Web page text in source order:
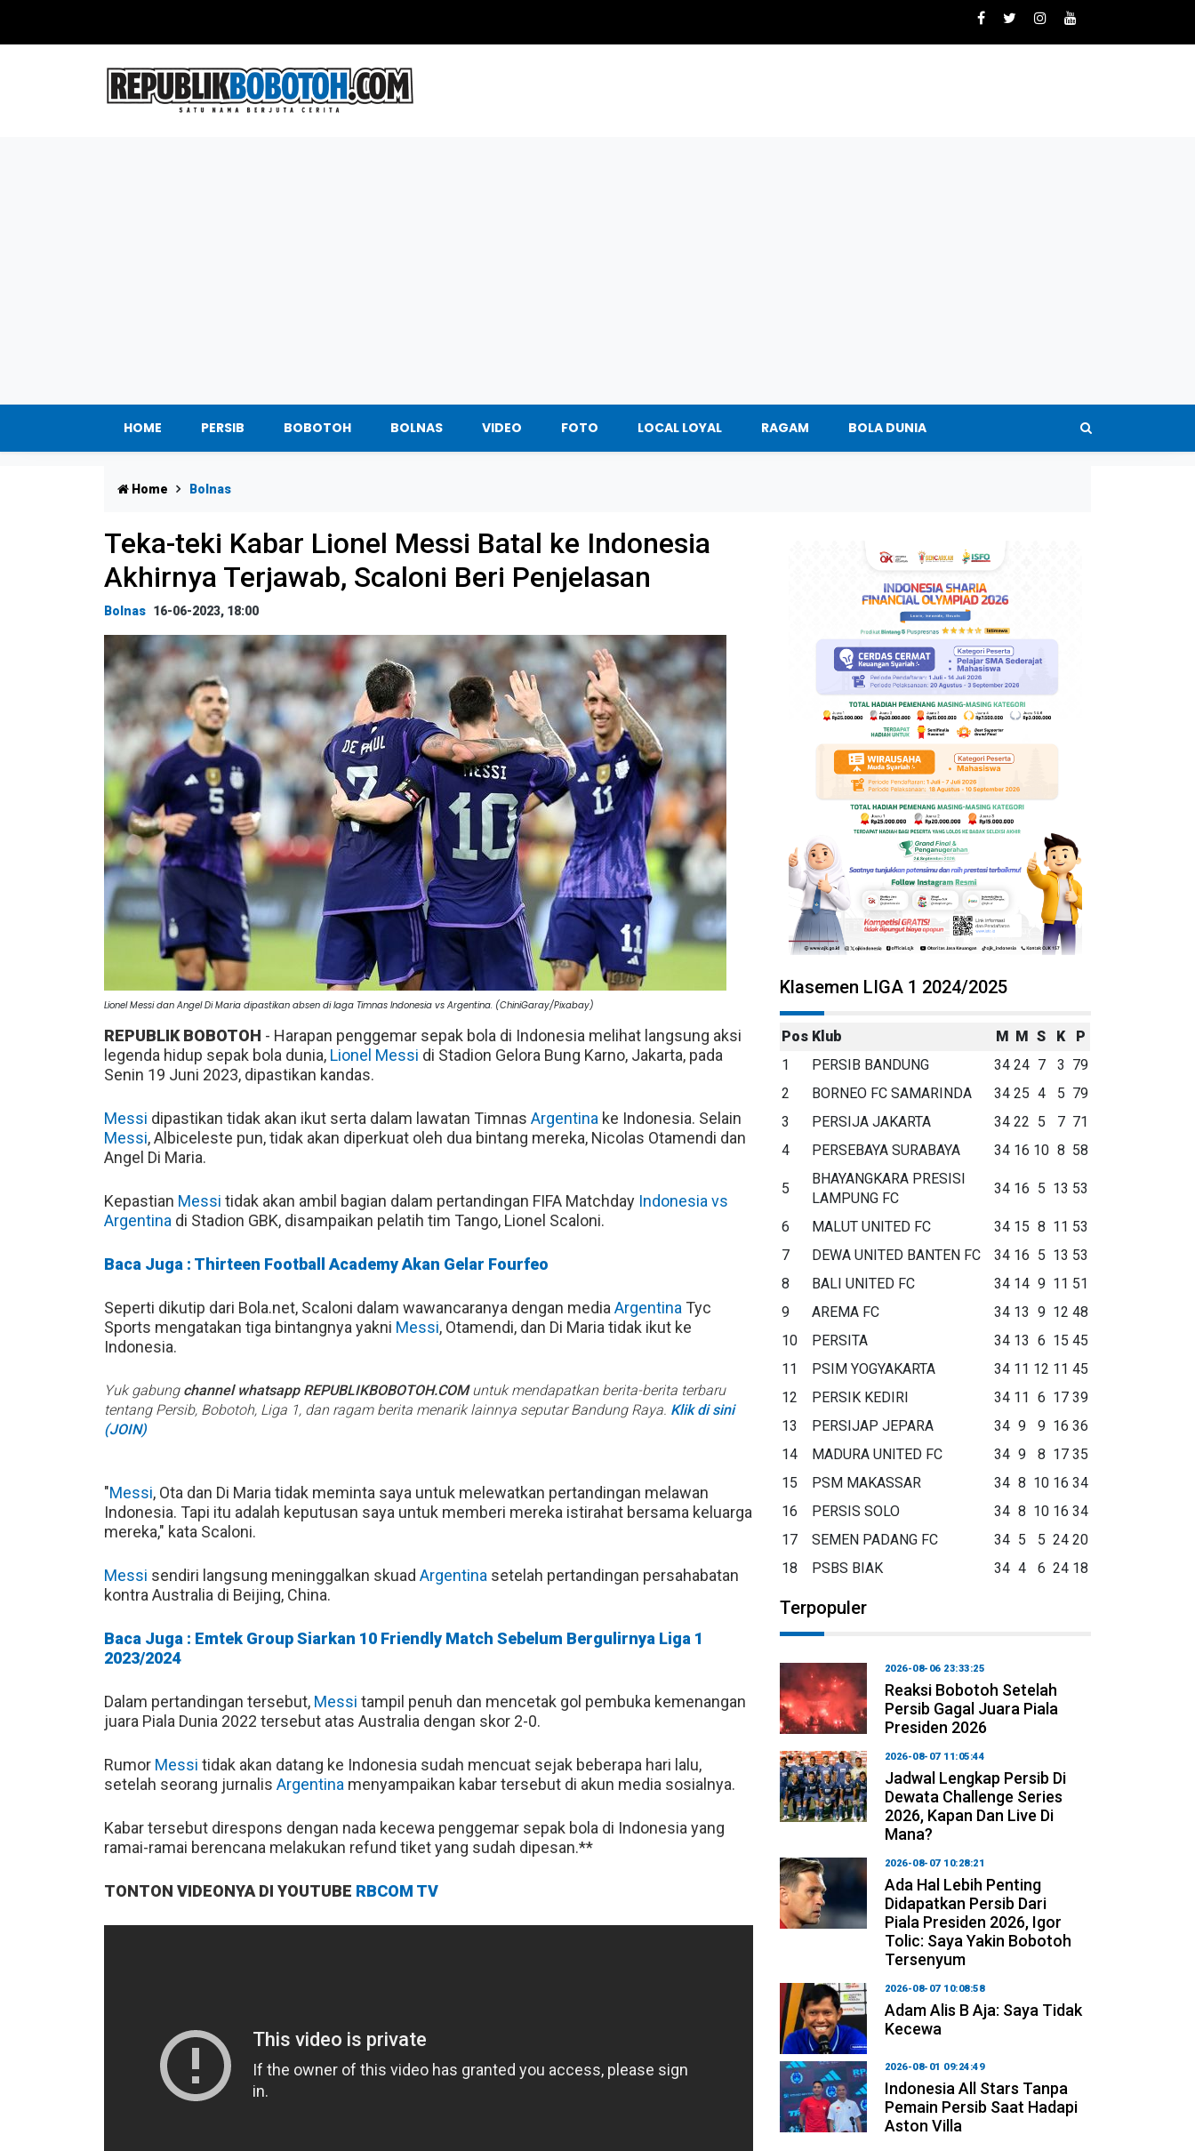
HOME PERSIB BOBOTOH BOLNAS VIDEO FOTO LOCAL LOYAL RAGAM BOLA DUNIA
Home Bolnas
Teka-teki Kabar Lionel Messi Batal ke Indonesia
Akhirnya Terjawab, Scaloni Beri Penjelasan
Bolnas 16-06-2023, 18:00
Lionel Messi dan Angel Di Maria dipastikan absen di laga Timnas Indonesia vs Argentina. (ChiniGaray/Pixabay)
REPUBLIK BOBOTOH - Harapan penggemar sepak bola di Indonesia melihat langsung aksi
legenda hidup sepak bola dunia, Lionel Messi di Stadion Gelora Bung Karno, Jakarta, pada
Senin 19 Juni 2023, dipastikan kandas.
Messi dipastikan tidak akan ikut serta dalam lawatan Timnas Argentina ke Indonesia. Selain
Messi, Albiceleste pun, tidak akan diperkuat oleh dua bintang mereka, Nicolas Otamendi dan
Angel Di Maria.
Kepastian Messi tidak akan ambil bagian dalam pertandingan FIFA Matchday Indonesia vs
Argentina di Stadion GBK, disampaikan pelatih tim Tango, Lionel Scaloni.
Baca Juga : Thirteen Football Academy Akan Gelar Fourfeo
Seperti dikutip dari Bola.net, Scaloni dalam wawancaranya dengan media Argentina Tyc
Sports mengatakan tiga bintangnya yakni Messi, Otamendi, dan Di Maria tidak ikut ke
Indonesia.
Yuk gabung channel whatsapp REPUBLIKBOBOTOH.COMuntuk mendapatkan berita-berita terbaru
tentang Persib, Bobotoh, Liga 1, dan ragam berita menarik lainnya seputar Bandung Raya. Klik di sini
(JOIN)
"Messi, Ota dan Di Maria tidak meminta saya untuk melewatkan pertandingan melawan
Indonesia. Tapi itu adalah keputusan saya untuk memberi mereka istirahat bersama keluarga
mereka," kata Scaloni.
Messi sendiri langsung meninggalkan skuad Argentina setelah pertandingan persahabatan
kontra Australia di Beijing, China.
Baca Juga : Emtek Group Siarkan 10 Friendly Match Sebelum Bergulirnya Liga 1
2023/2024
Dalam pertandingan tersebut, Messi tampil penuh dan mencetak gol pembuka kemenangan
juara Piala Dunia 2022 tersebut atas Australia dengan skor 2-0.
Rumor Messi tidak akan datang ke Indonesia sudah mencuat sejak beberapa hari lalu,
setelah seorang jurnalis Argentina menyampaikan kabar tersebut di akun media sosialnya.
Kabar tersebut direspons dengan nada kecewa penggemar sepak bola di Indonesia yang
ramai-ramai berencana melakukan refund tiket yang sudah dipesan.**
TONTON VIDEONYA DI YOUTUBE RBCOM TV
Klasemen LIGA 1 2024/2025
Pos Klub M M S K
P
1
PERSIB BANDUNG 34 24 7 3 79
2
BORNEO FC SAMARINDA 34 25 4 5 79
3
PERSIJA JAKARTA 34 22 5 7 71
4
PERSEBAYA SURABAYA 34 16 10 8 58
5
BHAYANGKARA PRESISI
LAMPUNG FC
34 16 5 13 53
6 MALUT UNITED FC 34 15 8 11 53
7
DEWA UNITED BANTEN FC 34 16 5 13 53
8
BALI UNITED FC 34 14 9 11 51
9
AREMA FC 34 13 9 12 48
10
PERSITA 34 13 6 15 45
11
PSIM YOGYAKARTA 34 11 12 11 45
12
PERSIK KEDIRI 34 11 6 17 39
13
PERSIJAP JEPARA 34 9 9 16 36
14
MADURA UNITED FC 34 9 8 17 35
15
PSM MAKASSAR 34 8 10 16 34
16
PERSIS SOLO 34 8 10 16 34
17
SEMEN PADANG FC 34 5 5 24 20
18
PSBS BIAK 34 4 6 24 18
Terpopuler
2026-08-06 23:33:25
Reaksi Bobotoh Setelah
Persib Gagal Juara Piala
Presiden 2026
2026-08-07 11:05:44
Jadwal Lengkap Persib Di
Dewata Challenge Series
2026, Kapan Dan Live Di
Mana?
2026-08-07 10:28:21
Ada Hal Lebih Penting
Didapatkan Persib Dari
Piala Presiden 2026, Igor
Tolic: Saya Yakin Bobotoh
Tersenyum
2026-08-07 10:08:58
Adam Alis B Aja: Saya Tidak
Kecewa
2026-08-01 09:24:49
Indonesia All Stars Tanpa
Pemain Persib Saat Hadapi
Aston Villa